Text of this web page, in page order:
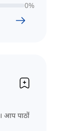
0%
आप पाठों